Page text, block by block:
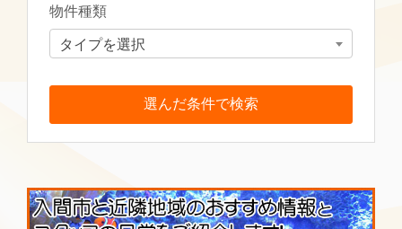
物件種類
タイプを選択